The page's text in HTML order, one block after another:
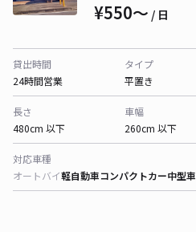
¥550〜 / 日
貸出時間
24時間営業
タイプ
平置き
長さ
480cm 以下
車幅
260cm 以下
対応車種
オートバイ軽自動車コンパクトカー中型車